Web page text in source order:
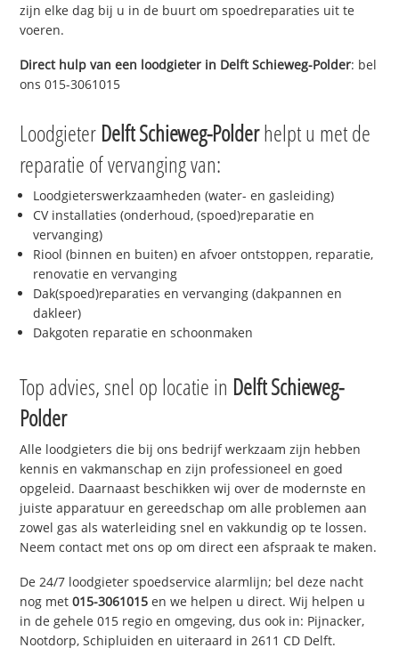
zijn elke dag bij u in de buurt om spoedreparaties uit te
voeren.
Direct hulp van een loodgieter in Delft Schieweg-Polder: bel
ons 015-3061015
Loodgieter Delft Schieweg-Polderhelpt u met de
reparatie of vervanging van:
Loodgieterswerkzaamheden (water- en gasleiding)
CV installaties (onderhoud, (spoed)reparatie en
vervanging)
Riool (binnen en buiten) en afvoer ontstoppen, reparatie,
renovatie en vervanging
Dak(spoed)reparaties en vervanging (dakpannen en
dakleer)
Dakgoten reparatie en schoonmaken
Top advies, snel op locatie in Delft Schieweg-
Polder
Alle loodgieters die bij ons bedrijf werkzaam zijn hebben
kennis en vakmanschap en zijn professioneel en goed
opgeleid. Daarnaast beschikken wij over de modernste en
juiste apparatuur en gereedschap om alle problemen aan
zowel gas als waterleiding snel en vakkundig op te lossen.
Neem contact met ons op om direct een afspraak te maken.
De 24/7 loodgieter spoedservice alarmlijn; bel deze nacht
nog met015-3061015 en we helpen u direct. Wij helpen u
in de gehele 015 regio en omgeving, dus ook in: Pijnacker,
Nootdorp, Schipluiden en uiteraard in 2611 CD Delft.